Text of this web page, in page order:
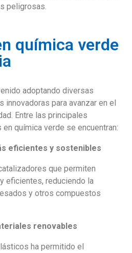
peligrosas.
química verde
adoptando diversas
para avanzar en el
Entre las principales
química verde se encuentran:
eficientes y sostenibles
que permiten
eficientes, reduciendo la
y otros compuestos
renovables
ha permitido el